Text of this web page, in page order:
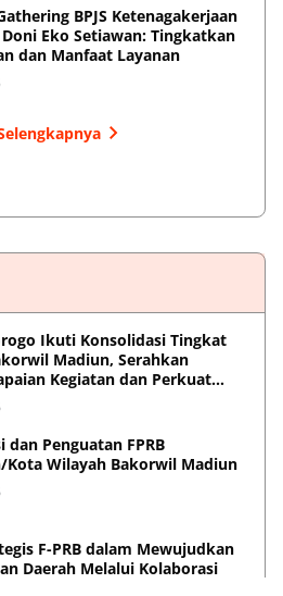
BPJS Ketenagakerjaan
Eko Setiawan: Tingkatkan
dan Manfaat Layanan
Ikuti Konsolidasi Tingkat
Madiun, Serahkan
Kegiatan dan Perkuat
dan Penguatan FPRB
Kota Wilayah Bakorwil Madiun
F-PRB dalam Mewujudkan
Daerah Melalui Kolaborasi